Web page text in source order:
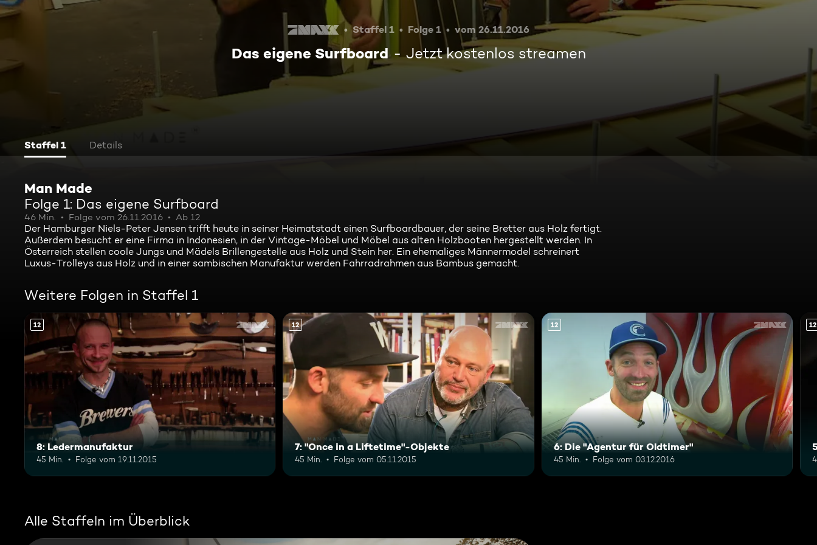
Staffel 1 Folge 1 vom 26.11.2016
Das eigene Surfboard Jetzt kostenlos streamen
Staffel 1 Details
Man Made
Folge 1: Das eigene Surfboard
46 Min. Folge vom 26.11.2016 Ab 12
Der Hamburger Niels-Peter Jensen trifft heute in seiner Heimatstadt einen Surfboardbauer, der seine Bretter aus Holz fertigt.
Außerdem besucht er eine Firma in Indonesien, in der Vintage-Möbel und Möbel aus alten Holzbooten hergestellt werden. In
Österreich stellen coole Jungs und Mädels Brillengestelle aus Holz und Stein her. Ein ehemaliges Männermodel schreinert
Luxus-Trolleys aus Holz und in einer sambischen Manufaktur werden Fahrradrahmen aus Bambus gemacht.
Weitere Folgen in Staffel 1
12
8: Ledermanufaktur
45 Min. Folge vom 19.11.2015
12
7: "Once in a Liftetime"-Objekte
45 Min. Folge vom 05.11.2015
12
6: Die "Agentur für Oldtimer"
45 Min. Folge vom 03.12.2016
12
Alle Staffeln im Überblick